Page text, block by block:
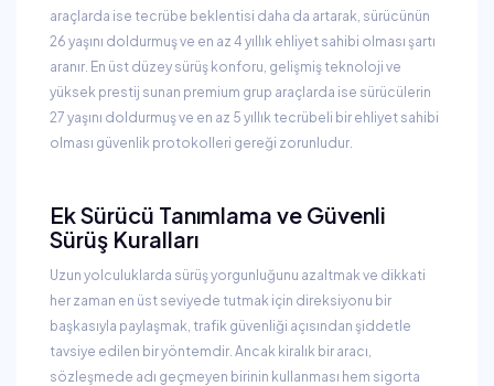
araçlarda ise tecrübe beklentisi daha da artarak, sürücünün
26 yaşını doldurmuş ve en az 4 yıllık ehliyet sahibi olması şartı
aranır. En üst düzey sürüş konforu, gelişmiş teknoloji ve
yüksek prestij sunan premium grup araçlarda ise sürücülerin
27 yaşını doldurmuş ve en az 5 yıllık tecrübeli bir ehliyet sahibi
olması güvenlik protokolleri gereği zorunludur.
Ek Sürücü Tanımlama ve Güvenli
Sürüş Kuralları
Uzun yolculuklarda sürüş yorgunluğunu azaltmak ve dikkati
her zaman en üst seviyede tutmak için direksiyonu bir
başkasıyla paylaşmak, trafik güvenliği açısından şiddetle
tavsiye edilen bir yöntemdir. Ancak kiralık bir aracı,
sözleşmede adı geçmeyen birinin kullanması hem sigorta